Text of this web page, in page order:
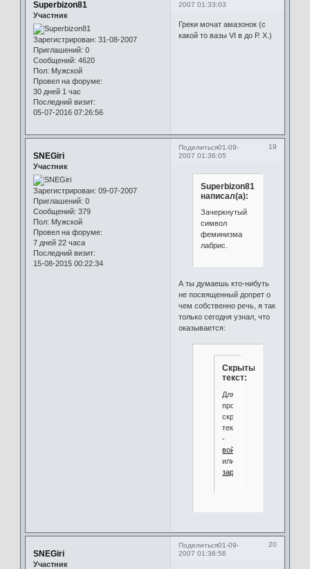
2007 01:33:03
Superbizon81
Участник
Зарегистрирован: 31-08-2007
Приглашений: 0
Сообщений: 4620
Пол: Мужской
Провел на форуме:
30 дней 1 час
Последний визит:
05-07-2016 07:26:56
Греки мочат амазонок (с
какой то вазы VI в до Р. Х.)
Поделиться 19
01-09-
2007 01:36:05
SNEGiri
Участник
Зарегистрирован: 09-07-2007
Приглашений: 0
Сообщений: 379
Пол: Мужской
Провел на форуме:
7 дней 22 часа
Последний визит:
15-08-2015 00:22:34
Superbizon81
написал(а):
Зачеркнутый
символ
феминизма
лабрис.
А ты думаешь кто-нибуть
не посвященный допрет о
чем собственно речь, я так
только сегодня узнал, что
оказывается:
Скрытый
текст:
Для
просмотра
скрытого
текста
-
войдите
или
зарегистрируйтесь
Поделиться 20
01-09-
2007 01:36:56
SNEGiri
Участник